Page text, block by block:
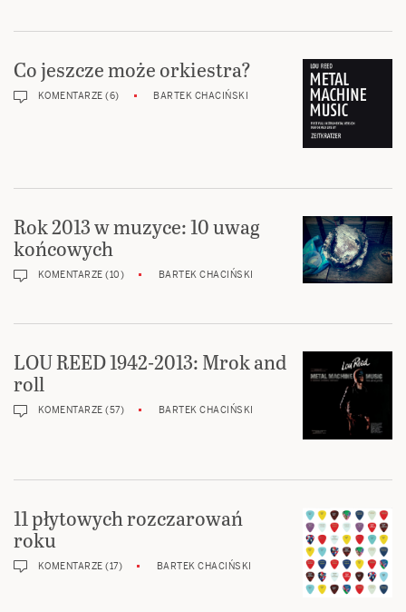
Co jeszcze może orkiestra?
KOMENTARZE (6) BARTEK CHACIŃSKI
Rok 2013 w muzyce: 10 uwag
końcowych
KOMENTARZE (10) BARTEK CHACIŃSKI
LOU REED 1942-2013: Mrok and
roll
KOMENTARZE (57) BARTEK CHACIŃSKI
11 płytowych rozczarowań
roku
KOMENTARZE (17) BARTEK CHACIŃSKI